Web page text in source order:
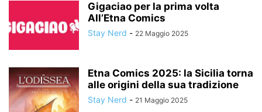
Gigaciao per la prima volta
All’Etna Comics
Stay Nerd - 22 Maggio 2025
Etna Comics 2025: la Sicilia torna
alle origini della sua tradizione
Stay Nerd - 21 Maggio 2025